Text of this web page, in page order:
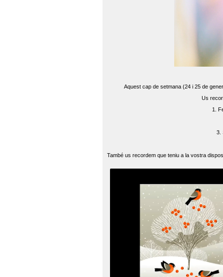
Aquest cap de setmana (24 i 25 de
Us
1.
3.
També us recordem que teniu a la vostra